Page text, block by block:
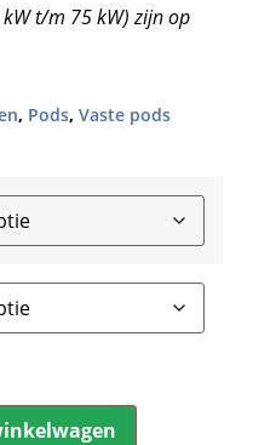
t/m 75 kW) zijn op
, Pods, Vaste pods